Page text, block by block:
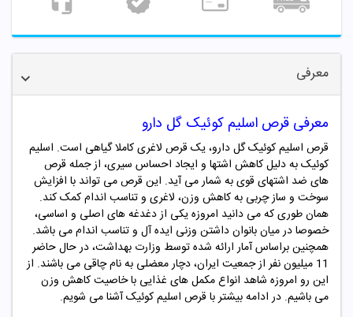
معرفی
معرفی قرص اسلیم کوئیک گل دارو
قرص اسلیم کوئیک گل دارو، یک قرص لاغری کاملا گیاهی است. اسلیم
کوئیک به دلیل کاهش اشتها و ایجاد احساس سیری، از جمله قرص
های ضد اشتهای قوی به شمار می آید. این قرص می تواند با افزایش
سوخت و ساز چربی به کاهش وزن، لاغری و تناسب اندام کمک کند.
همان طوری که می دانید امروزه یکی از دغدغه های اصلی و اساسی،
خصوصا در میان بانوان داشتن وزنی ایده آل و تناسب اندام می باشد.
همچنین براساس آمار ارائه شده توسط وزارت بهداشت، در حال حاضر
11 میلیون نفر از جمعیت ایران، دچار معضلی به نام چاقی می باشند. از
این رو امروزه شاهد انواع مکمل های غذایی با خاصیت کاهش وزن
می باشیم. در ادامه بیشتر با قرص اسلیم کوئیک آشنا می شویم.